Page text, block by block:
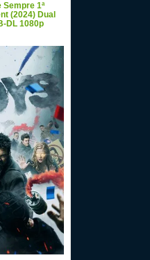
1ª
(2024) Dual
DL 1080p